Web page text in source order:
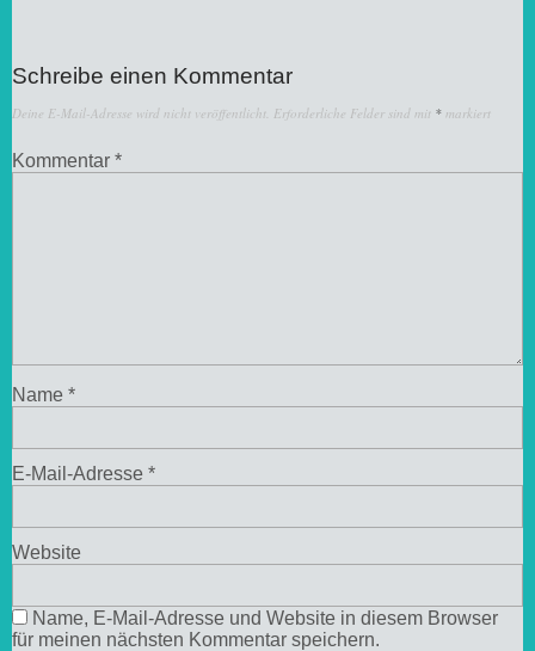
Schreibe einen Kommentar
Deine E-Mail-Adresse wird nicht veröffentlicht. Erforderliche Felder sind mit * markiert
Kommentar *
Name *
E-Mail-Adresse *
Website
Name, E-Mail-Adresse und Website in diesem Browser
für meinen nächsten Kommentar speichern.